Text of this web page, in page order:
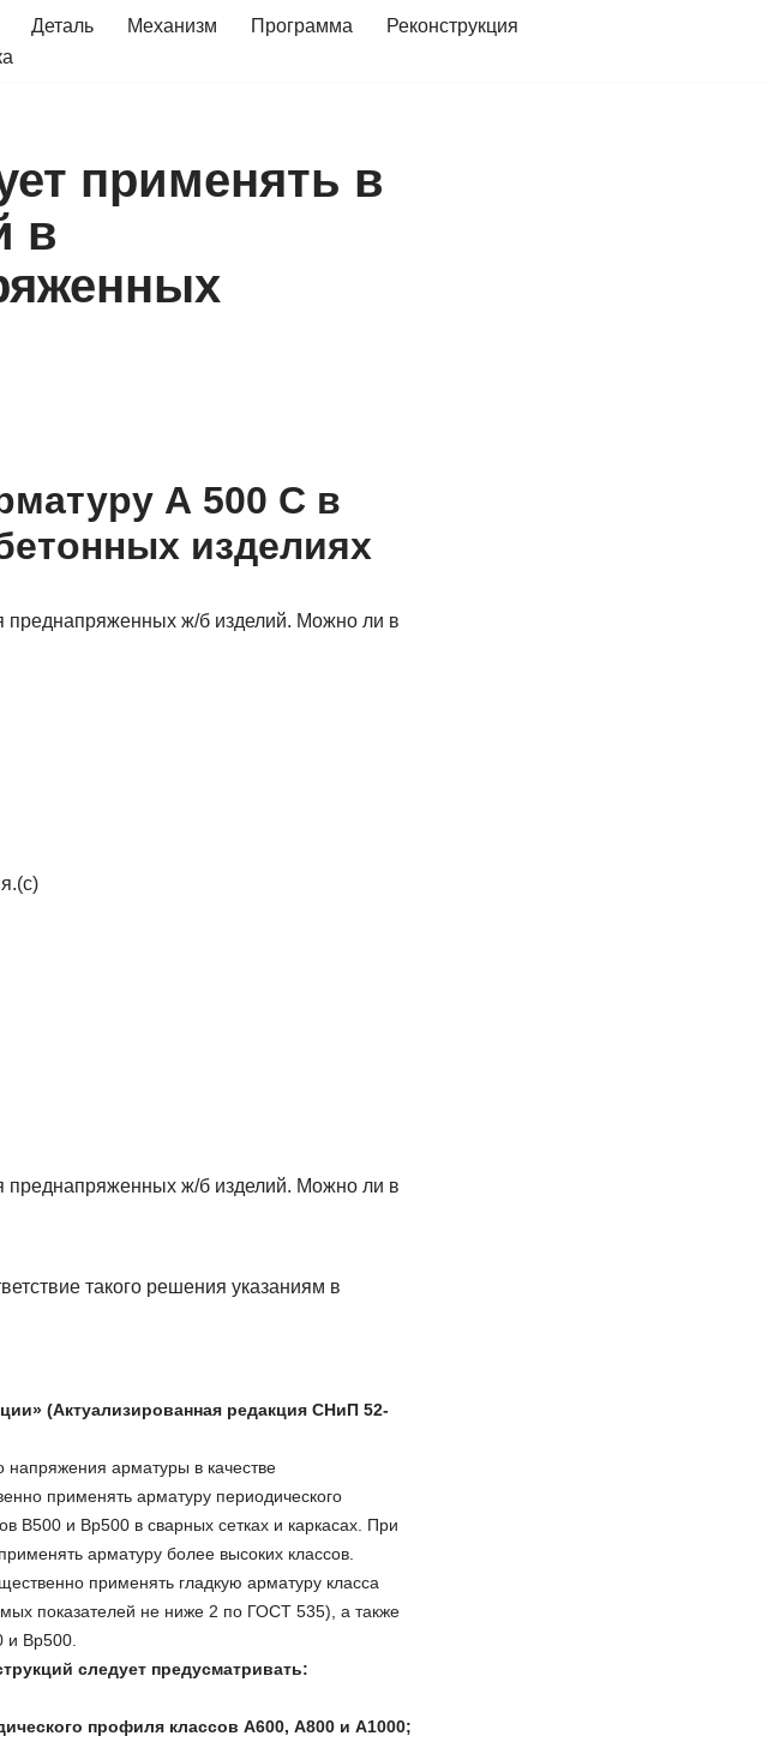
Деталь Механизм Программа
Реконструкция
применять в
в
А 500 С в
изделиях
преднапряженных ж/б изделий. Можно ли в
преднапряженных ж/б изделий. Можно ли в
такого решения указаниям в
(Актуализированная редакция СНиП 52-
напряжения арматуры в качестве
применять арматуру периодического
В500 и Вр500 в сварных сетках и каркасах. При
арматуру более высоких классов.
применять гладкую арматуру класса
показателей не ниже 2 по ГОСТ 535), а также
и Вр500.
следует предусматривать:
профиля классов А600, А800 и А1000;